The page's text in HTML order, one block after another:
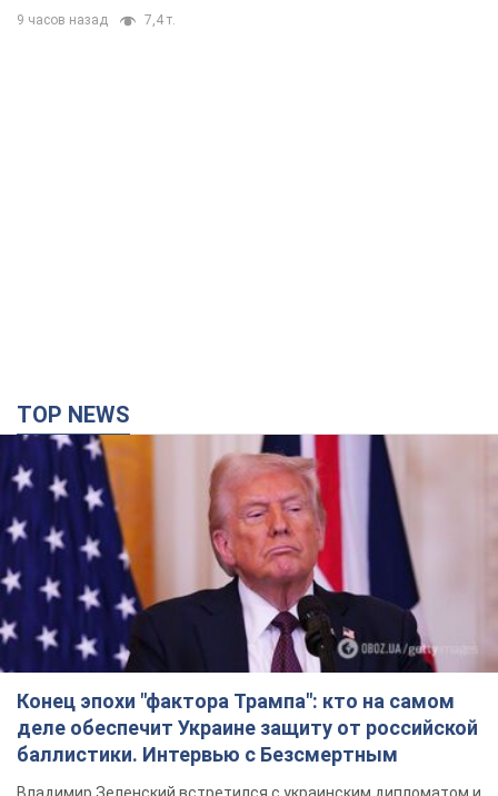
9 часов назад 7,4 т.
TOP NEWS
Конец эпохи "фактора Трампа": кто на самом
деле обеспечит Украине защиту от российской
баллистики. Интервью с Безсмертным